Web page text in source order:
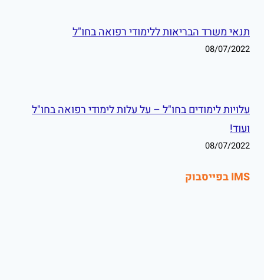
תנאי משרד הבריאות ללימודי רפואה בחו"ל
08/07/2022
עלויות לימודים בחו"ל – על עלות לימודי רפואה בחו"ל
ועוד!
08/07/2022
IMS בפייסבוק